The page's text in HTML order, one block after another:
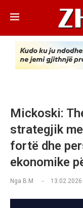
Mickoski:
strategjik
fortë dhe
ekonomike
Nga B.M